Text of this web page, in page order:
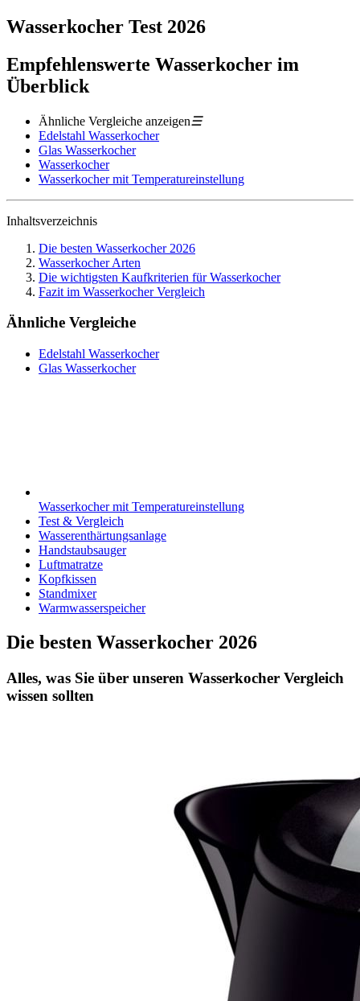
Wasserkocher Test 2026
Empfehlenswerte Wasserkocher im
Überblick
Ähnliche Vergleiche anzeigen☰
Edelstahl Wasserkocher
Glas Wasserkocher
Wasserkocher
Wasserkocher mit Temperatureinstellung
Inhaltsverzeichnis
Die besten Wasserkocher 2026
Wasserkocher Arten
Die wichtigsten Kaufkriterien für Wasserkocher
Fazit im Wasserkocher Vergleich
Ähnliche Vergleiche
Edelstahl Wasserkocher
Glas Wasserkocher
Wasserkocher mit Temperatureinstellung
Test & Vergleich
Wasserenthärtungsanlage
Handstaubsauger
Luftmatratze
Kopfkissen
Standmixer
Warmwasserspeicher
Die besten Wasserkocher 2026
Alles, was Sie über unseren Wasserkocher Vergleich
wissen sollten